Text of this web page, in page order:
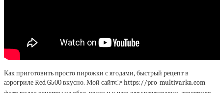
Как приготовить просто пирожки с ягодами, быстрый рецепт в
аэрогриле Red G500 вкусно. Мой сайт👉 https://pro-multivarka.com